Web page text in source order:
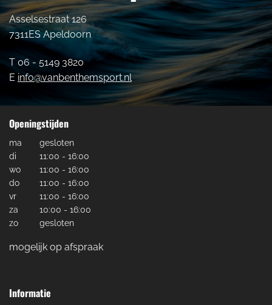
Asselsestraat 126
7311ES Apeldoorn
T 06 - 5149 3820
E info@vanbenthemsport.nl
Openingstijden
ma
gesloten
di
11:00 - 16:00
wo
11:00 - 16:00
do
11:00 - 16:00
vr
11:00 - 16:00
za
10:00 - 16:00
zo
gesloten
mogelijk op afspraak
Informatie